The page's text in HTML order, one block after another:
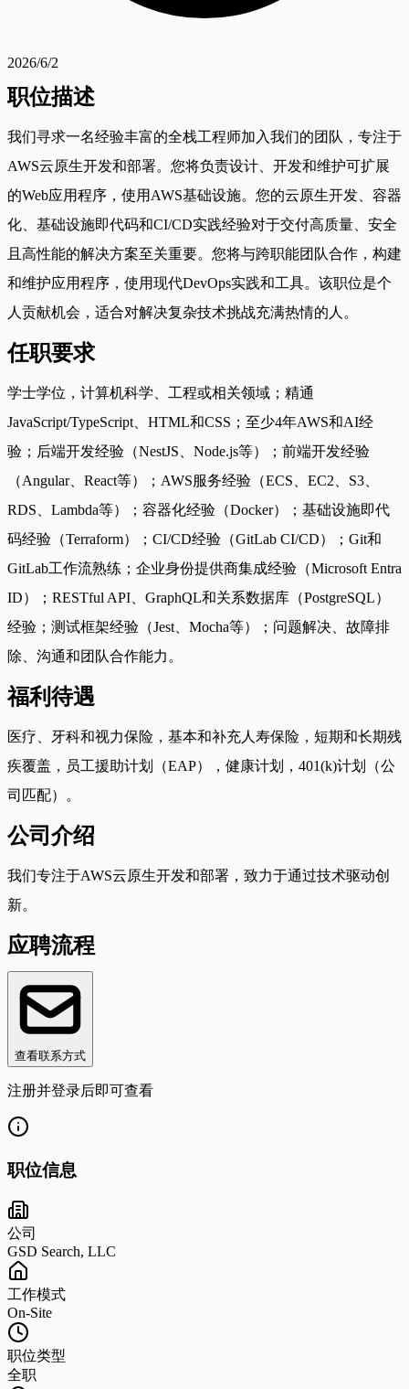
2026/6/2
职位描述
我们寻求一名经验丰富的全栈工程师加入我们的团队，专注于
AWS云原生开发和部署。您将负责设计、开发和维护可扩展
的Web应用程序，使用AWS基础设施。您的云原生开发、容器
化、基础设施即代码和CI/CD实践经验对于交付高质量、安全
且高性能的解决方案至关重要。您将与跨职能团队合作，构建
和维护应用程序，使用现代DevOps实践和工具。该职位是个
人贡献机会，适合对解决复杂技术挑战充满热情的人。
任职要求
学士学位，计算机科学、工程或相关领域；精通
JavaScript/TypeScript、HTML和CSS；至少4年AWS和AI经
验；后端开发经验（NestJS、Node.js等）；前端开发经验
（Angular、React等）；AWS服务经验（ECS、EC2、S3、
RDS、Lambda等）；容器化经验（Docker）；基础设施即代
码经验（Terraform）；CI/CD经验（GitLab CI/CD）；Git和
GitLab工作流熟练；企业身份提供商集成经验（Microsoft Entra
ID）；RESTful API、GraphQL和关系数据库（PostgreSQL）
经验；测试框架经验（Jest、Mocha等）；问题解决、故障排
除、沟通和团队合作能力。
福利待遇
医疗、牙科和视力保险，基本和补充人寿保险，短期和长期残
疾覆盖，员工援助计划（EAP），健康计划，401(k)计划（公
司匹配）。
公司介绍
我们专注于AWS云原生开发和部署，致力于通过技术驱动创
新。
应聘流程
查看联系方式
注册并登录后即可查看
职位信息
公司
GSD Search, LLC
工作模式
On-Site
职位类型
全职